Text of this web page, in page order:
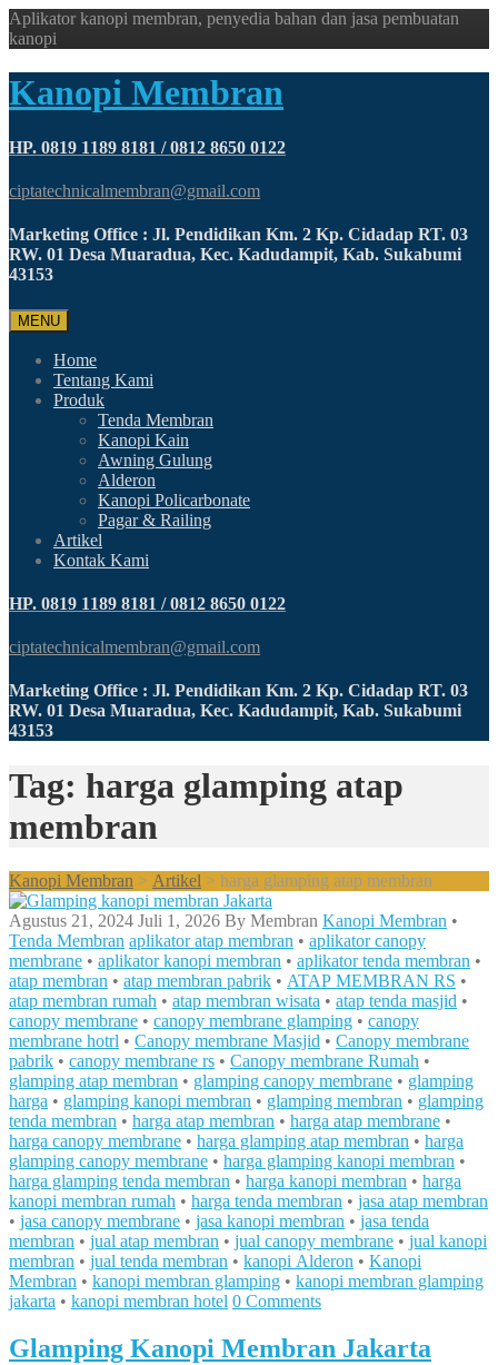
Aplikator kanopi membran, penyedia bahan dan jasa pembuatan
kanopi
Kanopi Membran
HP. 0819 1189 8181 / 0812 8650 0122
ciptatechnicalmembran@gmail.com
Marketing Office : Jl. Pendidikan Km. 2 Kp. Cidadap RT. 03
RW. 01 Desa Muaradua, Kec. Kadudampit, Kab. Sukabumi
43153
MENU
Home
Tentang Kami
Produk
Tenda Membran
Kanopi Kain
Awning Gulung
Alderon
Kanopi Policarbonate
Pagar & Railing
Artikel
Kontak Kami
HP. 0819 1189 8181 / 0812 8650 0122
ciptatechnicalmembran@gmail.com
Marketing Office : Jl. Pendidikan Km. 2 Kp. Cidadap RT. 03
RW. 01 Desa Muaradua, Kec. Kadudampit, Kab. Sukabumi
43153
Tag: harga glamping atap
membran
Kanopi Membran > Artikel > harga glamping atap membran
Agustus 21, 2024 Juli 1, 2026 By Membran Kanopi Membran •
Tenda Membran aplikator atap membran • aplikator canopy
membrane • aplikator kanopi membran • aplikator tenda membran •
atap membran • atap membran pabrik • ATAP MEMBRAN RS •
atap membran rumah • atap membran wisata • atap tenda masjid •
canopy membrane • canopy membrane glamping • canopy
membrane hotrl • Canopy membrane Masjid • Canopy membrane
pabrik • canopy membrane rs • Canopy membrane Rumah •
glamping atap membran • glamping canopy membrane • glamping
harga • glamping kanopi membran • glamping membran • glamping
tenda membran • harga atap membran • harga atap membrane •
harga canopy membrane • harga glamping atap membran • harga
glamping canopy membrane • harga glamping kanopi membran •
harga glamping tenda membran • harga kanopi membran • harga
kanopi membran rumah • harga tenda membran • jasa atap membran
• jasa canopy membrane • jasa kanopi membran • jasa tenda
membran • jual atap membran • jual canopy membrane • jual kanopi
membran • jual tenda membran • kanopi Alderon • Kanopi
Membran • kanopi membran glamping • kanopi membran glamping
jakarta • kanopi membran hotel 0 Comments
Glamping Kanopi Membran Jakarta